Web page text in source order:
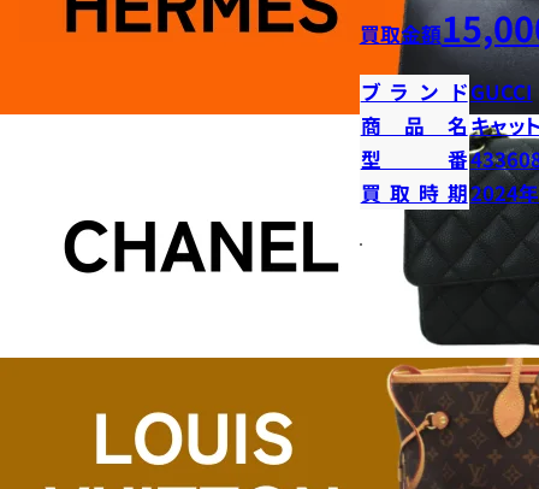
買取金額
ブランドGUCCI
商品名 キャッ
型番
買取時期2024